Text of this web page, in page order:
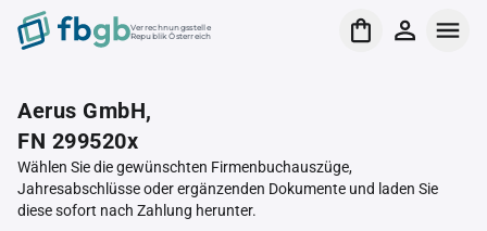
Verrechnungsstelle
Republik Österreich
Aerus GmbH,
FN 299520x
Wählen Sie die gewünschten Firmenbuchauszüge,
Jahresabschlüsse oder ergänzenden Dokumente und laden Sie
diese sofort nach Zahlung herunter.